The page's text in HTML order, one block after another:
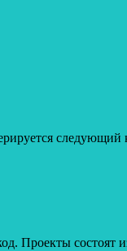
следующий
Проекты состоят